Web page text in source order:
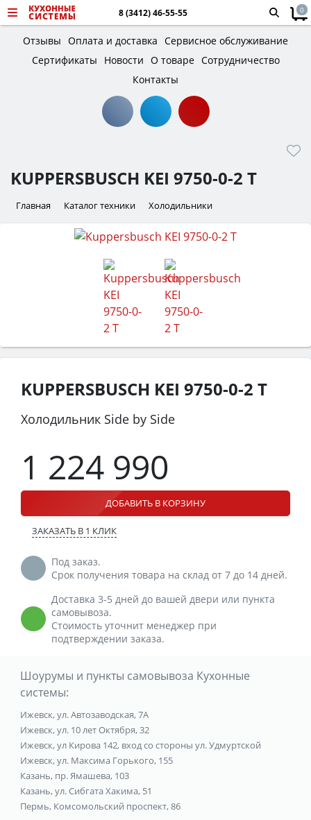
8 (3412) 46-55-55 0
Отзывы Оплата и доставка Сервисное обслуживание
Сертификаты
Новости О товаре Сотрудничество
Контакты
KUPPERSBUSCH KEI 9750-0-2 T
Главная Каталог техники Холодильники
KUPPERSBUSCH KEI 9750-0-2 T
Холодильник Side by Side
1 224 990
ДОБАВИТЬ В КОРЗИНУ
ЗАКАЗАТЬ В 1 КЛИК
Под заказ.
Срок получения товара на склад от 7 до 14 дней.
Доставка 3-5 дней до вашей двери или пункта
самовывоза.
Стоимость уточнит менеджер при
подтверждении заказа.
Шоурумы и пункты самовывоза Кухонные
системы:
Ижевск, ул. Автозаводская, 7А
Ижевск, ул. 10 лет Октября, 32
Ижевск, ул Кирова 142, вход со стороны ул. Удмуртской
Ижевск, ул. Максима Горького, 155
Казань, пр. Ямашева, 103
Казань, ул. Сибгата Хакима, 51
Пермь, Комсомольский проспект, 86